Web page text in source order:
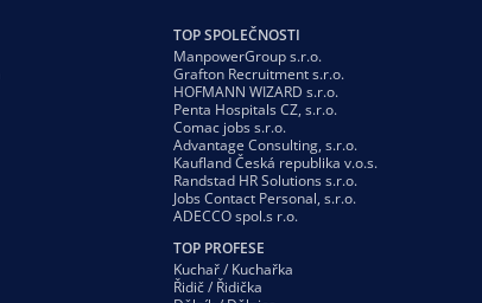
TOP SPOLEČNOSTI
ManpowerGroup s.r.o.
Grafton Recruitment s.r.o.
HOFMANN WIZARD s.r.o.
Penta Hospitals CZ, s.r.o.
Comac jobs s.r.o.
Advantage Consulting, s.r.o.
Kaufland Česká republika v.o.s.
Randstad HR Solutions s.r.o.
Jobs Contact Personal, s.r.o.
ADECCO spol.s r.o.
TOP PROFESE
Kuchař / Kuchařka
Řidič / Řidička